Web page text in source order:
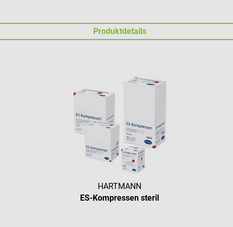
Produktdetails
HARTMANN
ES-Kompressen steril